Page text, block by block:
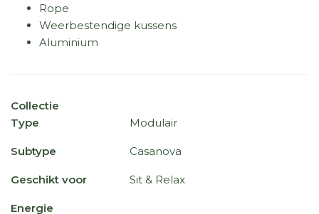
Rope
Weerbestendige kussens
Aluminium
Collectie
Type
Modulair
Subtype Casanova
Geschikt voor Sit & Relax
Energie